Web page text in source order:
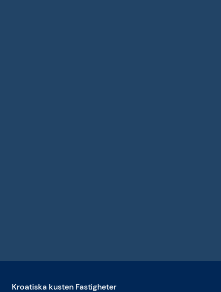
Kroatiska kusten Fastigheter